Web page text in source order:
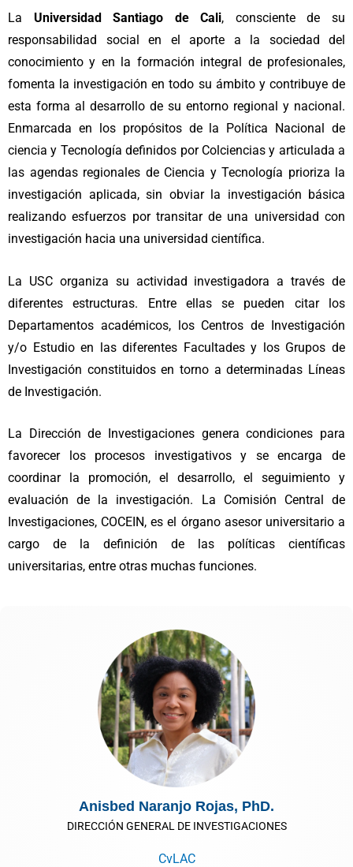
La Universidad Santiago de Cali, consciente de su
responsabilidad social en el aporte a la sociedad del
conocimiento y en la formación integral de profesionales,
fomenta la investigación en todo su ámbito y contribuye de
esta forma al desarrollo de su entorno regional y nacional.
Enmarcada en los propósitos de la Política Nacional de
ciencia y Tecnología definidos por Colciencias y articulada a
las agendas regionales de Ciencia y Tecnología prioriza la
investigación aplicada, sin obviar la investigación básica
realizando esfuerzos por transitar de una universidad con
investigación hacia una universidad científica.
La USC organiza su actividad investigadora a través de
diferentes estructuras. Entre ellas se pueden citar los
Departamentos académicos, los Centros de Investigación
y/o Estudio en las diferentes Facultades y los Grupos de
Investigación constituidos en torno a determinadas Líneas
de Investigación.
La Dirección de Investigaciones genera condiciones para
favorecer los procesos investigativos y se encarga de
coordinar la promoción, el desarrollo, el seguimiento y
evaluación de la investigación. La Comisión Central de
Investigaciones, COCEIN, es el órgano asesor universitario a
cargo de la definición de las políticas científicas
universitarias, entre otras muchas funciones.
Anisbed Naranjo Rojas, PhD.
DIRECCIÓN GENERAL DE INVESTIGACIONES
CvLAC